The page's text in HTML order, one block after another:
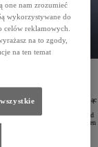
charakterze. Kierując
na osiągach, lecz także
wykorzystuje hybrydowy układ
elektryczną. Zestaw ten
– to wartości docelowe,
one nam zrozumieć
wykorzystywane do
celów reklamowych.
na to zgody,
na ten temat